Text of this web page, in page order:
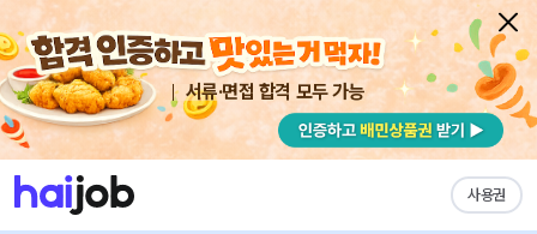
서류·면접 합격 모두 가능
사용권
채용공고 자소서 자유항목 자소서 내 작성목록
여신금융협회 즐겨찾기
2025년도 신입직원 채용